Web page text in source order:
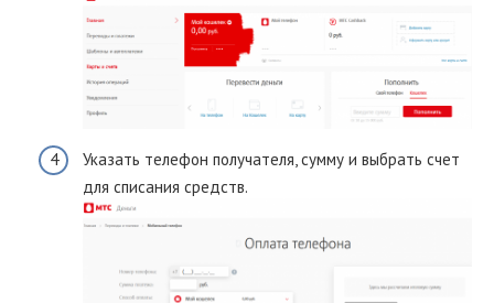
Указать телефон получателя, сумму и выбрать счет
для списания средств.